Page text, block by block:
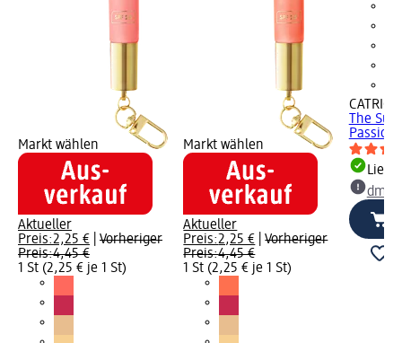
Markt wählen
Aktueller
Preis:2,25 €
Vorheriger
Preis:4,45 €
1 St (2,25 € je 1 St)
Markt wählen
Aktueller
Preis:2,25 € |Vorheriger
Preis:4,45 €
1 St (2,25 € je 1 St)
CATRICE
The
dm